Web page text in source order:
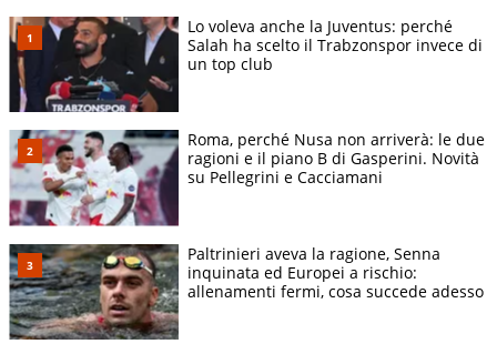
Lo voleva anche la Juventus: perché
Salah ha scelto il Trabzonspor invece di
un top club
Roma, perché Nusa non arriverà: le due
ragioni e il piano B di Gasperini. Novità
su Pellegrini e Cacciamani
Paltrinieri aveva la ragione, Senna
inquinata ed Europei a rischio:
allenamenti fermi, cosa succede adesso